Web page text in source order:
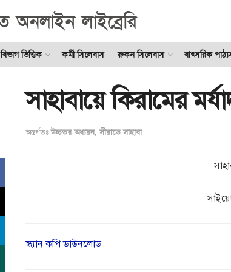
বিভাগ ভিত্তিক কর্মী সিলেবাস রুকন সিলেবাস বাৎসরিক
সাহাবায়ে কিরামের
অন্তর্গতঃ উচ্চতর অধ্যয়ন,সীরাতে সাহাবা
স্ক্যান কপি ডাউনলোড